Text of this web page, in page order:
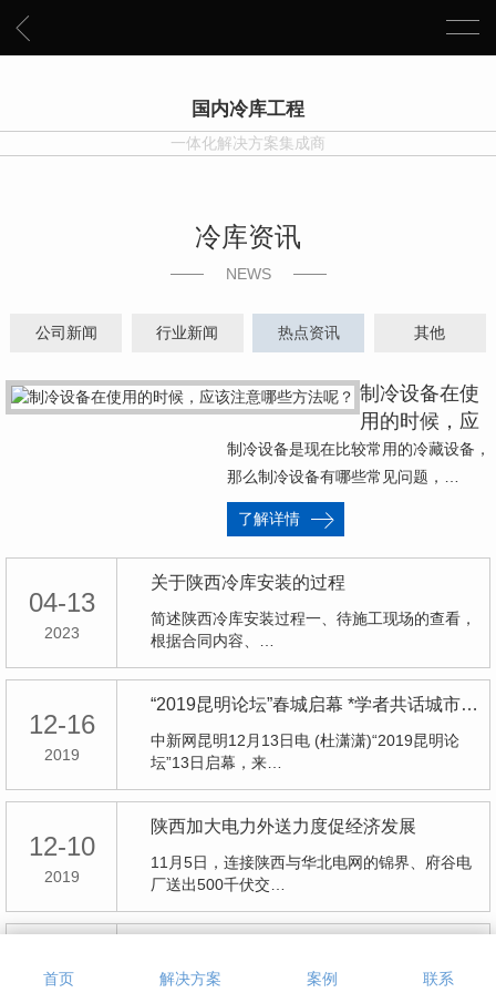
国内冷库工程
一体化解决方案集成商
冷库资讯
NEWS
公司新闻 行业新闻 热点资讯 其他
制冷设备在使
用的时候，应
该注意哪些方
法呢？
制冷设备是现在比较常用的冷藏设备，
那么制冷设备有哪些常见问题，…
了解详情
04-13
2023
关于陕西冷库安装的过程
简述陕西冷库安装过程一、待施工现场的查看，
根据合同内容、…
12-16
2019
“2019昆明论坛”春城启幕 *学者共话城市发展与未来
中新网昆明12月13日电 (杜潇潇)“2019昆明论
坛”13日启幕，来…
12-10
2019
陕西加大电力外送力度促经济发展
11月5日，连接陕西与华北电网的锦界、府谷电
厂送出500千伏交…
11-19
经国序民，正其制度。连日来，**宣讲团成员奔
首页 解决方案 案例 联系